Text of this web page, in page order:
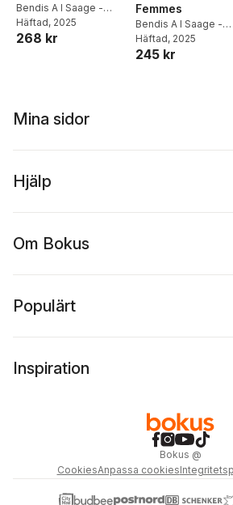
Bendis A I Saage -
Français
Häftad, 2025
268 kr
Femmes
Bendis A I Saage -
Français
Häftad, 2025
245 kr
Mina sidor
Hjälp
Om Bokus
Populärt
Inspiration
Bokus @
CookiesAnpassa cookies